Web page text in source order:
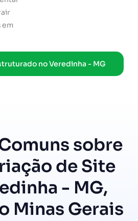
em
no Veredinha - MG
sobre
de Site
- MG,
Minas Gerais